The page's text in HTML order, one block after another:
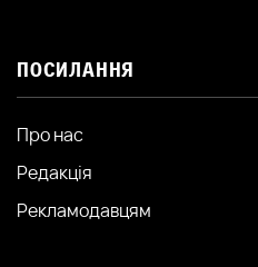
ПОСИЛАННЯ
Про нас
Редакція
Рекламодавцям